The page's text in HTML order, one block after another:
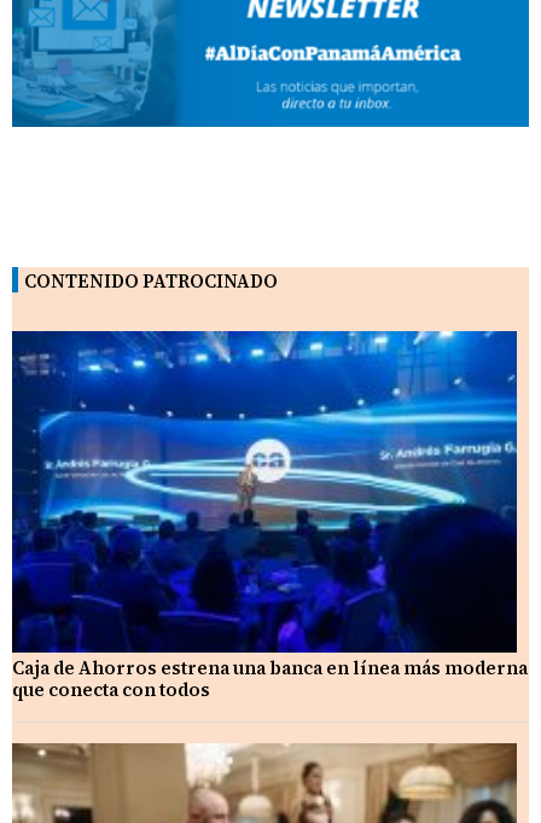
CONTENIDO PATROCINADO
Caja de Ahorros estrena una banca en línea más moderna
que conecta con todos